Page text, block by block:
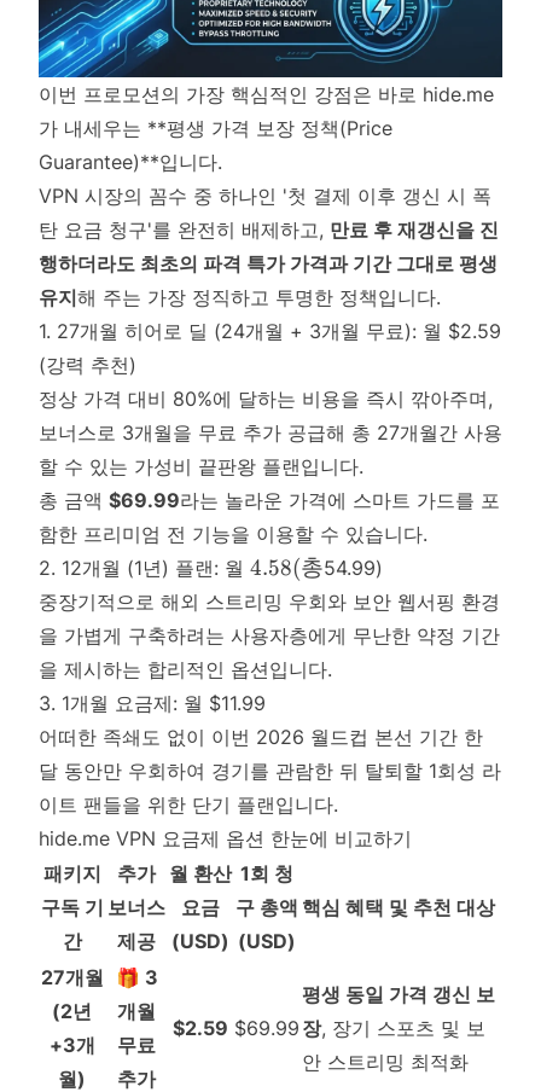
이번 프로모션의 가장 핵심적인 강점은 바로 hide.me
가 내세우는 **평생 가격 보장 정책(Price
Guarantee)**입니다.
VPN 시장의 꼼수 중 하나인 '첫 결제 이후 갱신 시 폭
탄 요금 청구'를 완전히 배제하고, 만료 후 재갱신을 진
행하더라도 최초의 파격 특가 가격과 기간 그대로 평생
유지해 주는 가장 정직하고 투명한 정책입니다.
1. 27개월 히어로 딜 (24개월 + 3개월 무료): 월 $2.59
(강력 추천)
정상 가격 대비 80%에 달하는 비용을 즉시 깎아주며,
보너스로 3개월을 무료 추가 공급해 총 27개월간 사용
할 수 있는 가성비 끝판왕 플랜입니다.
총 금액 $69.99라는 놀라운 가격에 스마트 가드를 포
함한 프리미엄 전 기능을 이용할 수 있습니다.
2. 12개월 (1년) 플랜: 월 4.58
(총
4.58(총54.99)
중장기적으로 해외 스트리밍 우회와 보안 웹서핑 환경
을 가볍게 구축하려는 사용자층에게 무난한 약정 기간
을 제시하는 합리적인 옵션입니다.
3. 1개월 요금제: 월 $11.99
어떠한 족쇄도 없이 이번 2026 월드컵 본선 기간 한
달 동안만 우회하여 경기를 관람한 뒤 탈퇴할 1회성 라
이트 팬들을 위한 단기 플랜입니다.
hide.me VPN 요금제 옵션 한눈에 비교하기
패키지
구독 기
간
추가
보너스
제공
월 환산
요금
(USD)
1회 청
구 총액
(USD)
핵심 혜택 및 추천 대상
27개월
(2년
+3개
월)
🎁 3
개월
무료
추가
$2.59 $69.99
평생 동일 가격 갱신 보
장, 장기 스포츠 및 보
안 스트리밍 최적화